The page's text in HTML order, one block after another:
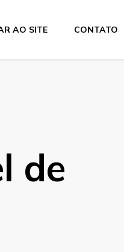
AO SITE CONTATO
de